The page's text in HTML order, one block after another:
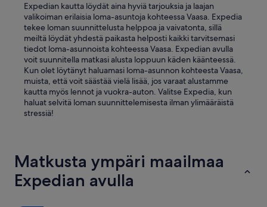
Expedian kautta löydät aina hyviä tarjouksia ja laajan
valikoiman erilaisia loma-asuntoja kohteessa Vaasa. Expedia
tekee loman suunnittelusta helppoa ja vaivatonta, sillä
meiltä löydät yhdestä paikasta helposti kaikki tarvitsemasi
tiedot loma-asunnoista kohteessa Vaasa. Expedian avulla
voit suunnitella matkasi alusta loppuun käden käänteessä.
Kun olet löytänyt haluamasi loma-asunnon kohteesta Vaasa,
muista, että voit säästää vielä lisää, jos varaat alustamme
kautta myös lennot ja vuokra-auton. Valitse Expedia, kun
haluat selvitä loman suunnittelemisesta ilman ylimääräistä
stressiä!
Matkusta ympäri maailmaa
Expedian avulla